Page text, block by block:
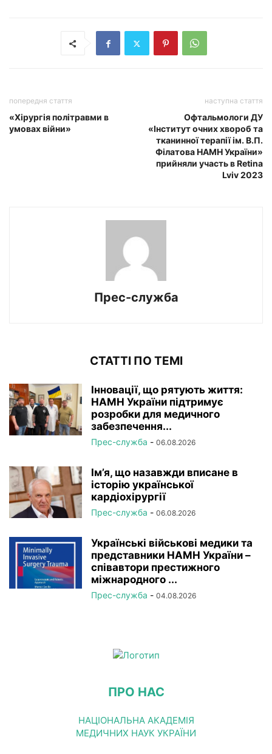
попередня стаття
«Хірургія політравми в
умовах війни»
наступна стаття
Офтальмологи ДУ
«Інститут очних хвороб та
тканинної терапії ім. В.П.
Філатова НАМН України»
прийняли участь в Retina
Lviv 2023
Прес-служба
СТАТТІ ПО ТЕМІ
Інновації, що рятують життя:
НАМН України підтримує
розробки для медичного
забезпечення...
Прес-служба - 06.08.2026
Ім’я, що назавжди вписане в
історію української
кардіохірургії
Прес-служба - 06.08.2026
Українські військові медики та
представники НАМН України –
співавтори престижного
міжнародного ...
Прес-служба - 04.08.2026
ПРО НАС
НАЦІОНАЛЬНА АКАДЕМІЯ
МЕДИЧНИХ НАУК УКРАЇНИ